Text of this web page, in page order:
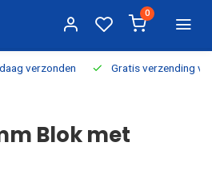
0
verzonden Gratis verzending
Blok met